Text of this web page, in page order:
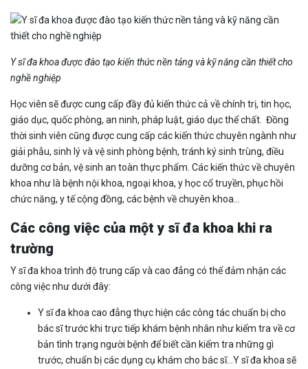
Y sĩ đa khoa được đào tạo kiến thức nền tảng và kỹ năng cần thiết cho
nghề nghiệp
Học viên sẽ được cung cấp đầy đủ kiến thức cả về chính trị, tin học,
giáo dục, quốc phòng, an ninh, pháp luật, giáo dục thể chất. Đồng
thời sinh viên cũng được cung cấp các kiến thức chuyên ngành như
giải phẫu, sinh lý và vệ sinh phòng bệnh, tránh ký sinh trùng, điều
dưỡng cơ bản, vệ sinh an toàn thực phẩm. Các kiến thức về chuyên
khoa như là bệnh nội khoa, ngoại khoa, y học cổ truyền, phục hồi
chức năng, y tế cộng đồng, các bệnh về chuyên khoa...
Các công việc của một y sĩ đa khoa khi ra
trường
Y sĩ đa khoa trình độ trung cấp và cao đẳng có thể đảm nhận các
công việc như dưới đây:
Y sĩ đa khoa cao đẳng thực hiện các công tác chuẩn bị cho
bác sĩ trước khi trực tiếp khám bệnh nhân như kiểm tra về cơ
bản tình trạng người bệnh để biết cần kiểm tra những gì
trước, chuẩn bị các dụng cụ khám cho bác sĩ…Y sĩ đa khoa sẽ